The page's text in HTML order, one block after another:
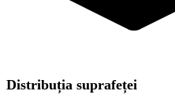
Distribuția suprafeței